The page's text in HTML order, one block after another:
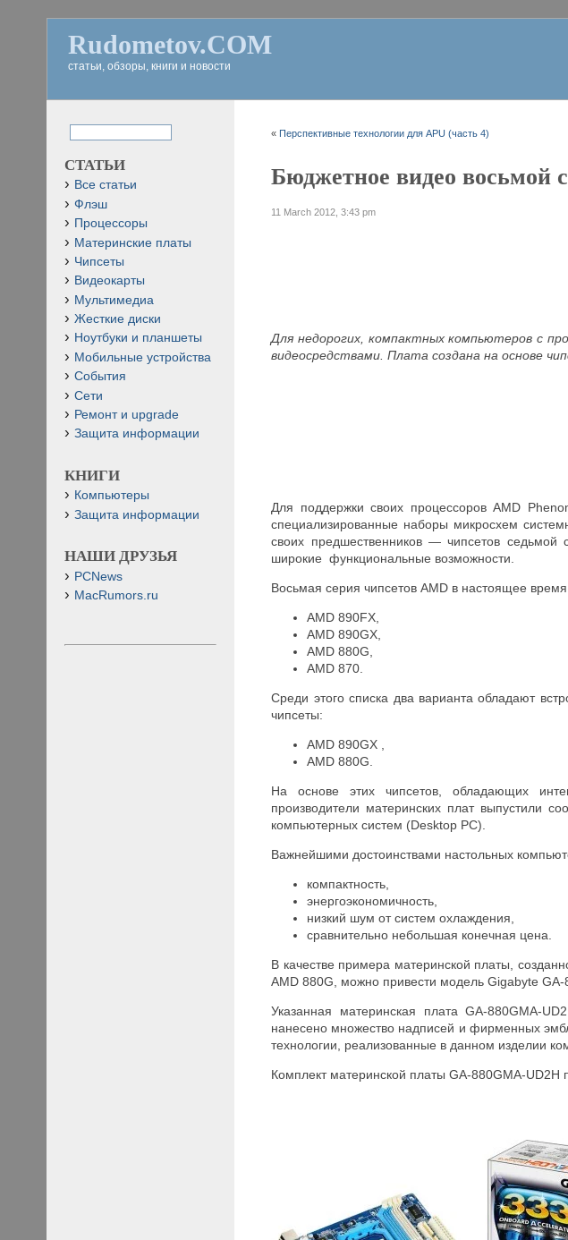
Rudometov.COM
статьи, обзоры, книги и новости
«Перспективные технологии для APU (часть 4)
Бюджетное видео восьмой
11 March 2012, 3:43 pm
Для недорогих, компактных компьютеров с
видеосредствами. Плата создана на основе
Для поддержки своих процессоров AMD
специализированные наборы микросхем
своих предшественников — чипсетов седьмой
широкие функциональные возможности.
Восьмая серия чипсетов AMD в настоящее
AMD 890FX,
AMD 890GX,
AMD 880G,
AMD 870.
Среди этого списка два варианта обладают
чипсеты:
AMD 890GX ,
AMD 880G.
На основе этих чипсетов, обладающих
производители материнских плат выпустили
компьютерных систем (Desktop PC).
Важнейшими достоинствами настольных
компактность,
энергоэкономичность,
низкий шум от систем охлаждения,
сравнительно небольшая конечная цена.
В качестве примера материнской платы,
AMD 880G, можно привести модель Gigabyte
Указанная материнская плата GA-880GMA-
нанесено множество надписей и фирменных
технологии, реализованные в данном изделии
Комплект материнской платы GA-880GMA-UD2H
СТАТЬИ
Все статьи
Флэш
Процессоры
Материнские платы
Чипсеты
Видеокарты
Мультимедиа
Жесткие диски
Ноутбуки и планшеты
Мобильные устройства
События
Сети
Ремонт и upgrade
Защита информации
КНИГИ
Компьютеры
Защита информации
НАШИ ДРУЗЬЯ
PCNews
MacRumors.ru